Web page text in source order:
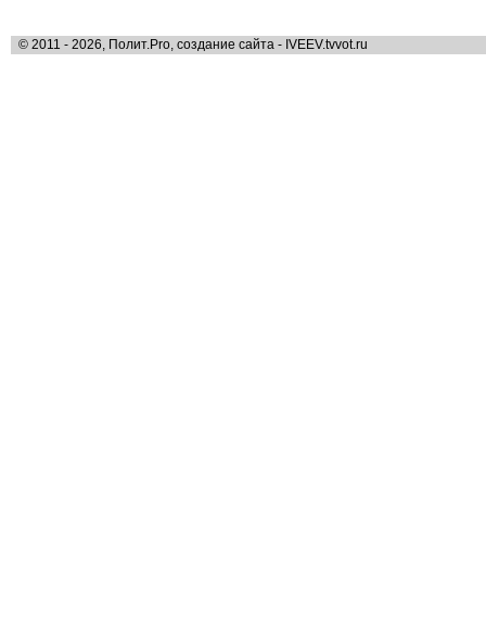
© 2011 - 2026, Полит.Pro, создание сайта - IVEEV.tvvot.ru